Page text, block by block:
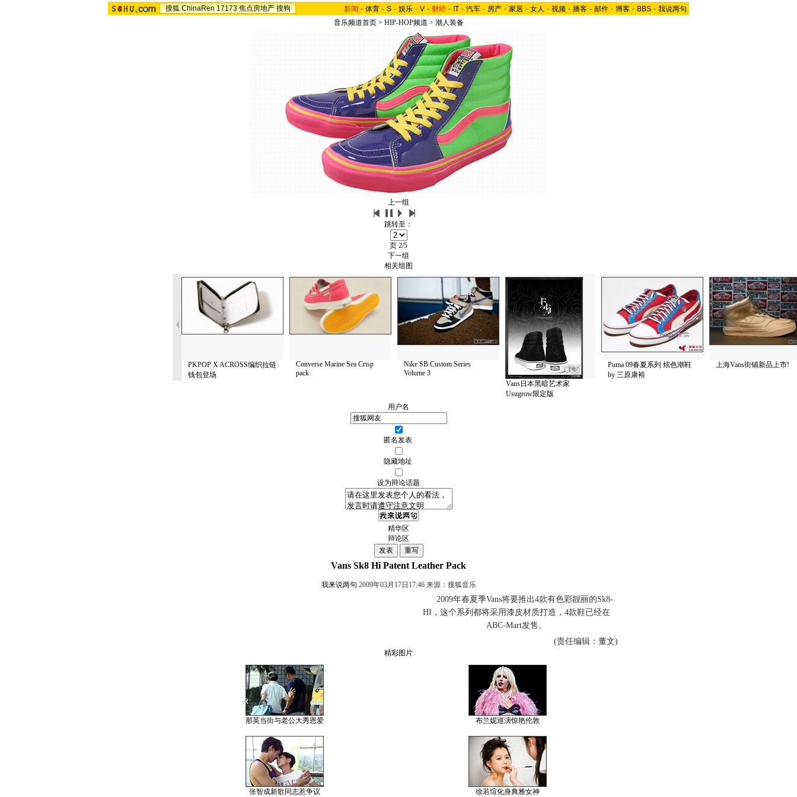
搜狐 ChinaRen 17173 焦点房地产 搜狗 新闻 - 体育 - S - 娱乐 - V - 财经 - IT - 汽车 - 房产 - 家居 - 女人 - 视频 - 播客 - 邮件 - 博客 - BBS - 我说两句
音乐频道首页> HIP-HOP频道 > 潮人装备
上一组
跳转至：
页 2/5
下一组
相关组图
PKPOP X ACROSS编织拉链
钱包登场
Converse Marine Sea Crisp
pack
Nike SB Custom Series
Volume 3
Vans日本黑暗艺术家
Usugrow限定版
Puma 09春夏系列 炫色潮鞋
by 三原康裕
上海Vans街铺新品上市!
用户名
匿名发表
隐藏地址
设为辩论话题
精华区
辩论区
Vans Sk8 Hi Patent Leather Pack
我来说两句 2009年03月17日17:46 来源：搜狐音乐
2009年春夏季Vans将要推出4款有色彩靓丽的Sk8-
HI，这个系列都将采用漆皮材质打造，4款鞋已经在
ABC-Mart发售。
(责任编辑：董文)
精彩图片
那英当街与老公大秀恩爱 布兰妮巡演惊艳伦敦
张智成新歌同志惹争议 徐若瑄化身典雅女神